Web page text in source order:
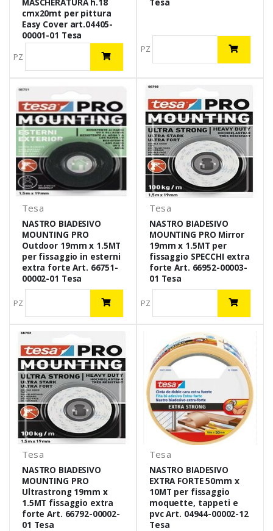
MASCHERATURA h.18
cmx20mt per pittura
Easy Cover art.04405-
00001-01 Tesa
PZ
Tesa
PZ
Tesa
NASTRO BIADESIVO
MOUNTING PRO
Outdoor 19mm x 1.5MT
per fissaggio in esterni
extra forte Art. 66751-
00002-01 Tesa
PZ
Tesa
NASTRO BIADESIVO
MOUNTING PRO Mirror
19mm x 1.5MT per
fissaggio SPECCHI extra
forte Art. 66952-00003-
01 Tesa
PZ
Tesa
NASTRO BIADESIVO
MOUNTING PRO
Ultrastrong 19mm x
1.5MT fissaggio extra
forte Art. 66792-00002-
01 Tesa
Tesa
NASTRO BIADESIVO
EXTRA FORTE 50mm x
10MT per fissaggio
moquette, tappeti e
pvc Art. 04944-00002-12
Tesa